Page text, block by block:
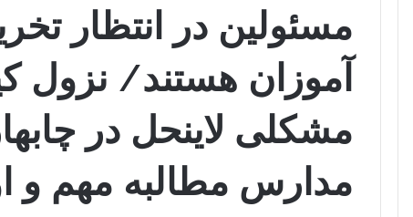
مسئولین در انتظار
آموزان هستند/ نزول
مشکلی لاینحل در
مدارس مطالبه مهم و